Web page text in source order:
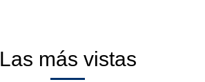
Las más vistas